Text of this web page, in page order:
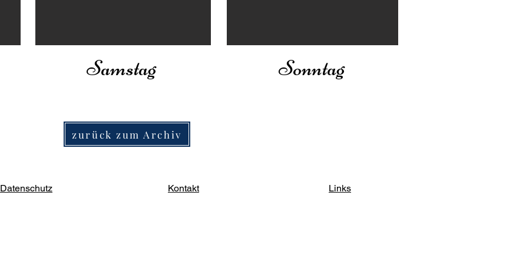
Samstag Sonntag
zurück zum Archiv
Datenschutz Kontakt Links